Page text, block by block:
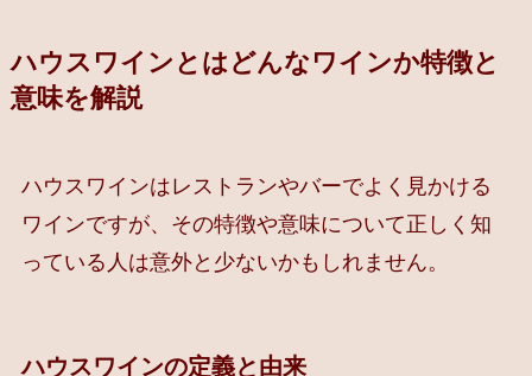
ハウスワインとはどんなワインか特徴と
意味を解説
ハウスワインはレストランやバーでよく見かける
ワインですが、その特徴や意味について正しく知
っている人は意外と少ないかもしれません。
ハウスワインの定義と由来